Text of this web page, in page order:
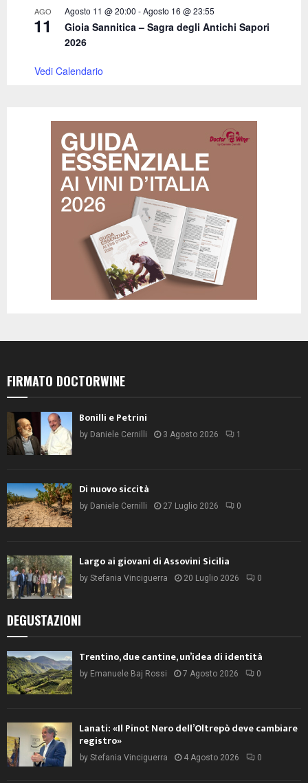
AGO
11
Agosto 11 @ 20:00 -Agosto 16 @ 23:55
Gioia Sannitica – Sagra degli Antichi Sapori
2026
Vedi Calendario
FIRMATO DOCTORWINE
Bonilli e Petrini
by Daniele Cernilli 3 Agosto 2026 1
Di nuovo siccità
by Daniele Cernilli 27 Luglio 2026 0
Largo ai giovani di Assovini Sicilia
by Stefania Vinciguerra 20 Luglio 2026 0
DEGUSTAZIONI
Trentino, due cantine, un’idea di identità
by Emanuele Baj Rossi 7 Agosto 2026 0
Lanati: «Il Pinot Nero dell’Oltrepò deve cambiare
registro»
by Stefania Vinciguerra 4 Agosto 2026 0